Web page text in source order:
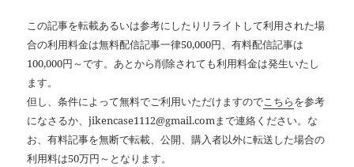
この記事を転載あるいは参考にしたりリライトして利用された場
合の利用料金は無料配信記事一律50,000円、有料配信記事は
100,000円～です。あとから削除されても利用料金は発生いたし
ます。
但し、条件によって無料でご利用いただけますのでこちらを参考
になさるか、jikencase1112@gmail.comまで連絡ください。な
お、有料記事を無断で転載、公開、購入者以外に転送した場合の
利用料は50万円～となります。